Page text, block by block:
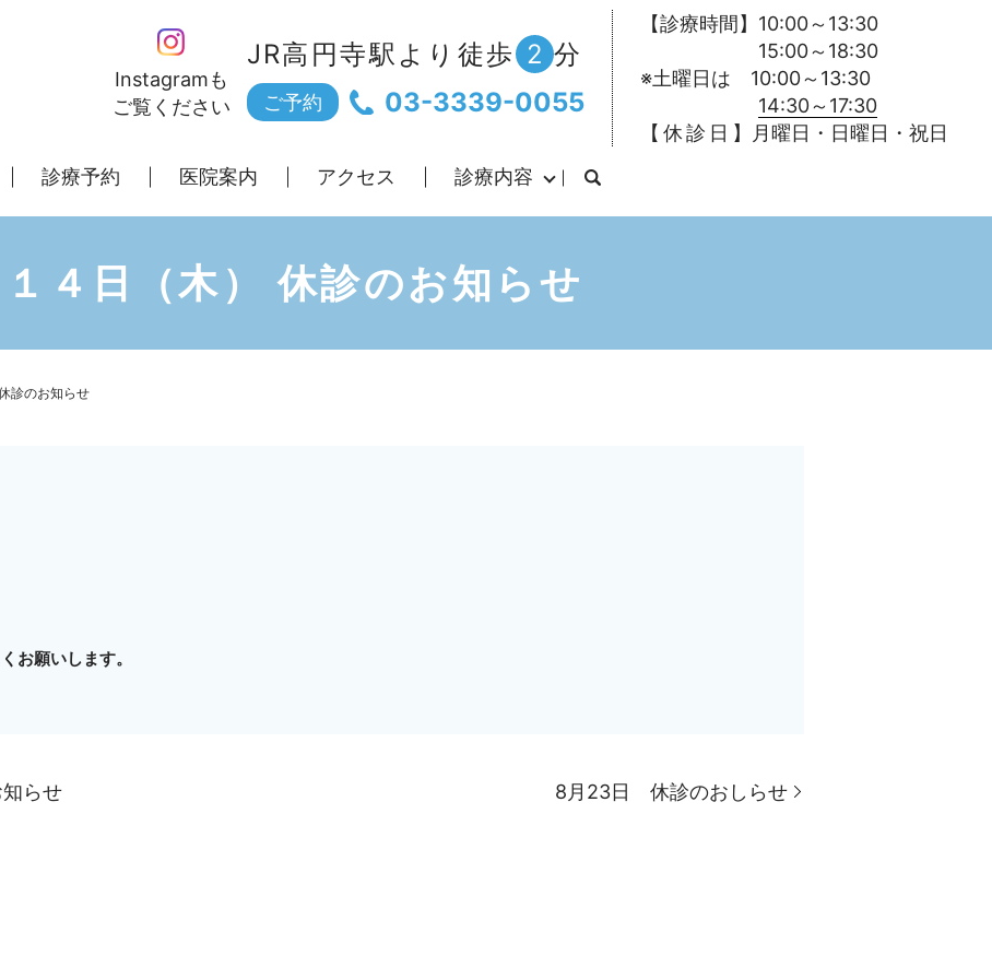
Instagramも
ご覧ください
JR高円寺駅より徒歩 2 分
ご予約 03-3339-0055
【診療時間】10:00～13:30
15:00～18:30
※土曜日は 10:00～13:30
14:30～17:30
【 休 診 日 】月曜日・日曜日・祝日
診療予約 医院案内 アクセス 診療内容
４日（木） 休診のお知らせ
診のお知らせ
お願いします。
らせ 8月23日 休診のおしらせ